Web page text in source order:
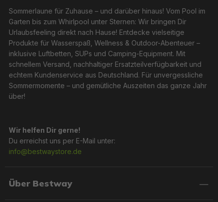
Sommerlaune für Zuhause – und darüber hinaus! Vom Pool im
Garten bis zum Whirlpool unter Sternen: Wir bringen Dir
Urlaubsfeeling direkt nach Hause! Entdecke vielseitige
Produkte für Wasserspaß, Wellness & Outdoor-Abenteuer –
inklusive Luftbetten, SUPs und Camping-Equipment. Mit
schnellem Versand, nachhaltiger Ersatzteilverfügbarkeit und
echtem Kundenservice aus Deutschland. Für unvergessliche
Sommermomente – und gemütliche Auszeiten das ganze Jahr
über!
Wir helfen Dir gerne!
Du erreichst uns per E-Mail unter:
info@bestwaystore.de
Über Bestway